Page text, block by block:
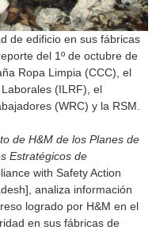
de edificio en sus fábricas
del 1º de octubre de
Ropa Limpia (CCC), el
(ILRF), el
(WRC) y la RSM.
de H&M de los Planes de
Estratégicos de
with Safety Action
analiza información
logrado por H&M en el
en sus fábricas de